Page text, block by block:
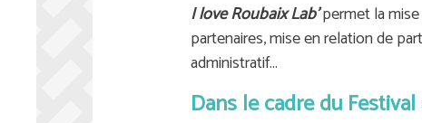
I love Roubaix Lab'permet la
partenaires, mise en relation de
administratif...
Dans le cadre du